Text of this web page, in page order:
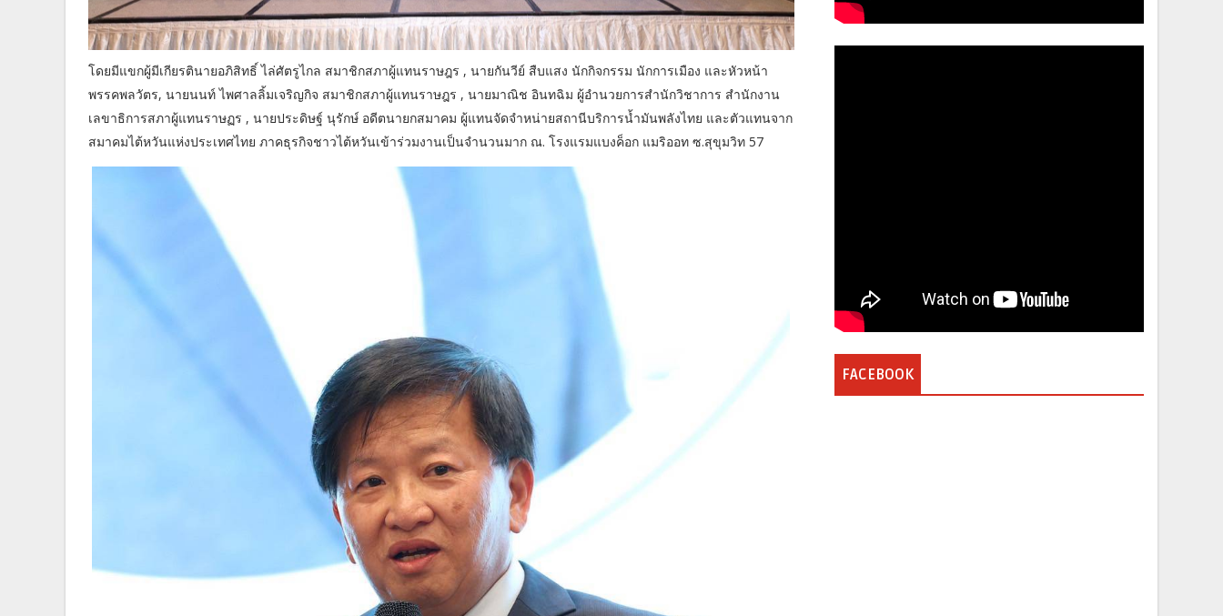
โดยมีแขกผู้มีเกียรตินายอภิสิทธิ์ ไล่ศัตรูไกล สมาชิกสภาผู้แทนราษฎร , นายกันวีย์ สืบแสง นักกิจกรรม นักการเมือง และหัวหน้า
พรรคพลวัตร, นายนนท์ ไพศาลลิ้มเจริญกิจ สมาชิกสภาผู้แทนราษฎร , นายมาณิช อินทฉิม ผู้อำนวยการสำนักวิชาการ สำนักงาน
เลขาธิการสภาผู้แทนราษฏร , นายประดิษฐ์ นุรักษ์ อดีตนายกสมาคม ผู้แทนจัดจำหน่ายสถานีบริการน้ำมันพลังไทย และตัวแทนจาก
สมาคมไต้หวันแห่งประเทศไทย ภาคธุรกิจชาวไต้หวันเข้าร่วมงานเป็นจำนวนมาก ณ. โรงแรมแบงค็อก แมริออท ซ.สุขุมวิท 57
FACEBOOK